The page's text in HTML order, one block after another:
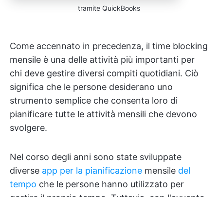
tramite QuickBooks
Come accennato in precedenza, il time blocking
mensile è una delle attività più importanti per
chi deve gestire diversi compiti quotidiani. Ciò
significa che le persone desiderano uno
strumento semplice che consenta loro di
pianificare tutte le attività mensili che devono
svolgere.
Nel corso degli anni sono state sviluppate
diverse app per la pianificazione mensile del
tempo che le persone hanno utilizzato per